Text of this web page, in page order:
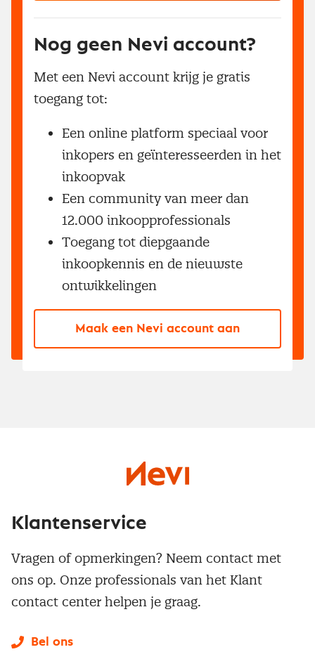
Nog geen Nevi account?
Met een Nevi account krijg je gratis
toegang tot:
Een online platform speciaal voor
inkopers en geïnteresseerden in het
inkoopvak
Een community van meer dan
12.000 inkoopprofessionals
Toegang tot diepgaande
inkoopkennis en de nieuwste
ontwikkelingen
Maak een Nevi account aan
Klantenservice
Vragen of opmerkingen? Neem contact met
ons op. Onze professionals van het Klant
contact center helpen je graag.
Bel ons